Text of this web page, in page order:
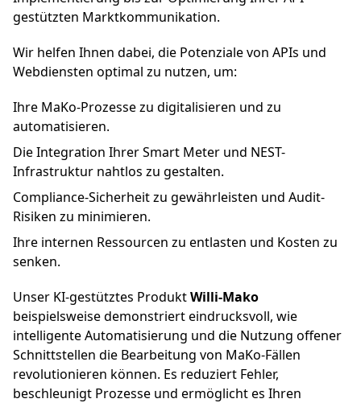
gestützten Marktkommunikation.
Wir helfen Ihnen dabei, die Potenziale von APIs und
Webdiensten optimal zu nutzen, um:
Ihre MaKo-Prozesse zu digitalisieren und zu
automatisieren.
Die Integration Ihrer Smart Meter und NEST-
Infrastruktur nahtlos zu gestalten.
Compliance-Sicherheit zu gewährleisten und Audit-
Risiken zu minimieren.
Ihre internen Ressourcen zu entlasten und Kosten zu
senken.
Unser KI-gestütztes ProduktWilli-Mako
beispielsweise demonstriert eindrucksvoll, wie
intelligente Automatisierung und die Nutzung offener
Schnittstellen die Bearbeitung von MaKo-Fällen
revolutionieren können. Es reduziert Fehler,
beschleunigt Prozesse und ermöglicht es Ihren